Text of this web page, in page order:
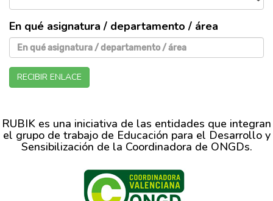
En qué asignatura / departamento / área
RECIBIR ENLACE
RUBIK es una iniciativa de las entidades que integran
el grupo de trabajo de Educación para el Desarrollo y
Sensibilización de la Coordinadora de ONGDs.